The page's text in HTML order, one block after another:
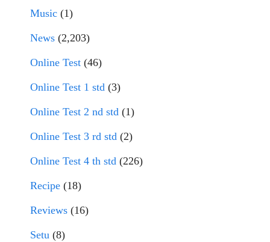
Music (1)
News (2,203)
Online Test (46)
Online Test 1 std (3)
Online Test 2 nd std (1)
Online Test 3 rd std (2)
Online Test 4 th std (226)
Recipe (18)
Reviews (16)
Setu (8)